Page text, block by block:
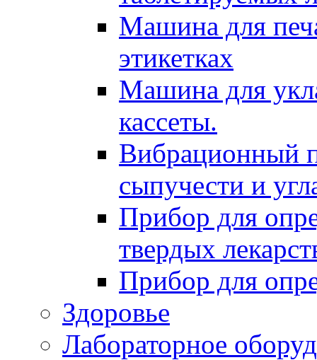
Машина для
этикетках
Машина для
кассеты.
Вибрационный
сыпучести и
Прибор для
твердых
Прибор для
Здоровье
Лабораторное